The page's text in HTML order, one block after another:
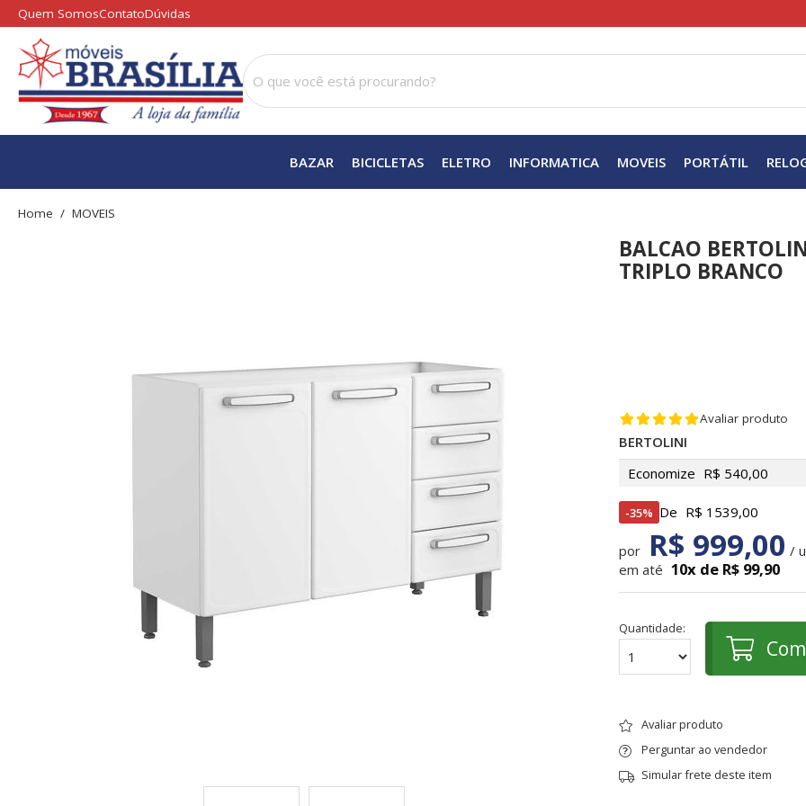
Quem SomosContatoDúvidas
BAZAR BICICLETAS ELETRO INFORMATICA MOVEIS PORTÁTIL
home MOVEIS
BALCAO
TRIPLO BRANCO
Avaliar produto
BERTOLINI
De R$ 1539,00
por R$ 999,00 /
Economize R$ 540,00
35%
em até 10x de R$ 99,90
Quantidade:
Avaliar produto
Perguntar ao vendedor
Simular frete deste item